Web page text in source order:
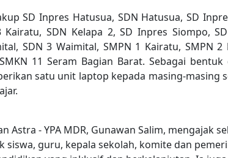
SD Inpres Hatusua, SDN Hatusua, SD
SDN Kelapa 2, SD Inpres Siompo,
SDN 3 Waimital, SMPN 1 Kairatu, SMPN
11 Seram Bagian Barat. Sebagai bentuk
satu unit laptop kepada masing-masing
Astra - YPA MDR, Gunawan Salim, mengajak
siswa, guru, kepala sekolah, komite dan